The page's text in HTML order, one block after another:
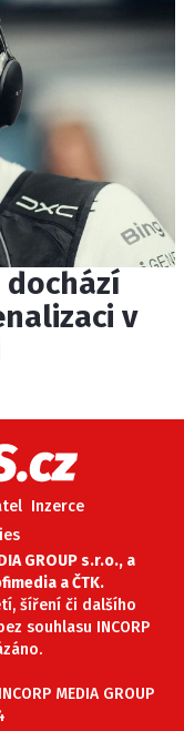
v
Inzerce
GROUP s.r.o., a
a ČTK.
šíření či dalšího
souhlasu INCORP
MEDIA GROUP